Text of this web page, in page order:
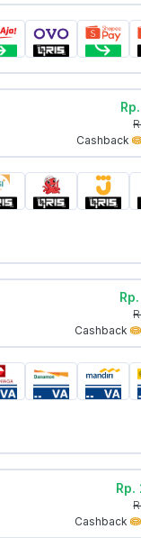
Cashback
Cashback
Cashback